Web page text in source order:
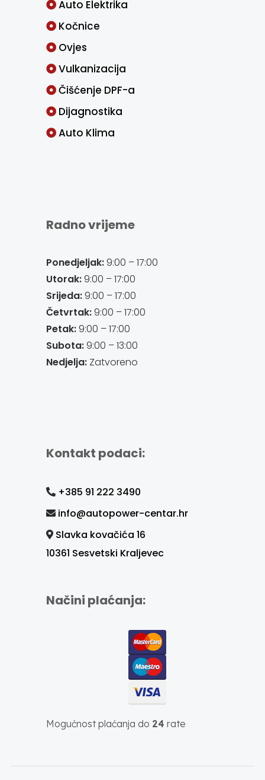
Auto Elektrika
Kočnice
Ovjes
Vulkanizacija
Čišćenje DPF-a
Dijagnostika
Auto Klima
Radno vrijeme
Ponedjeljak:9:00 – 17:00
Utorak:9:00 – 17:00
Srijeda:9:00 – 17:00
Četvrtak:9:00 – 17:00
Petak:9:00 – 17:00
Subota:9:00 – 13:00
Nedjelja:Zatvoreno
Kontakt podaci:
+385 91 222 3490
info@autopower-centar.hr
Slavka kovačića 16
10361 Sesvetski Kraljevec
Načini plaćanja:
Mogućnost plaćanja do 24 rate